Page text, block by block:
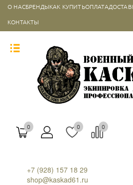
О НАСБРЕНДЫКАК КУПИТЬОПЛАТА
КОНТАКТЫ
0 0 0
+7 (928) 157 18 29
shop@kaskad61.ru